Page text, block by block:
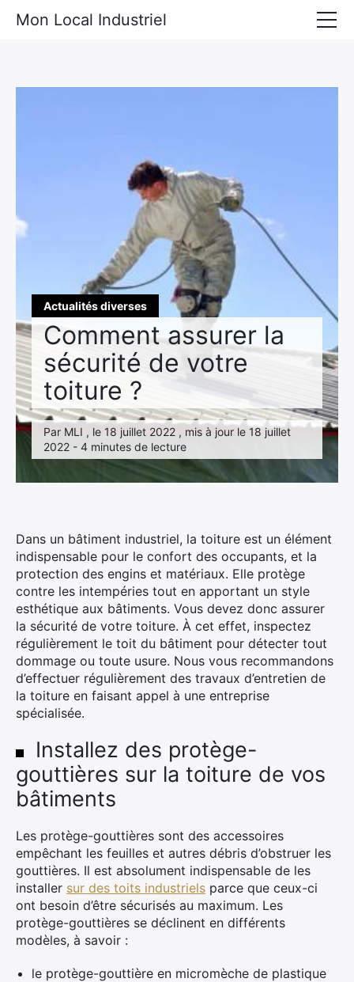
Actualités diverses
Comment assurer la
sécurité de votre
toiture ?
Par MLI , le 18 juillet 2022 , mis à jour le 18 juillet
2022 - 4 minutes de lecture
Dans un bâtiment industriel, la toiture est un élément
indispensable pour le confort des occupants, et la
protection des engins et matériaux. Elle protège
contre les intempéries tout en apportant un style
esthétique aux bâtiments. Vous devez donc assurer
la sécurité de votre toiture. À cet effet, inspectez
régulièrement le toit du bâtiment pour détecter tout
dommage ou toute usure. Nous vous recommandons
d’effectuer régulièrement des travaux d’entretien de
la toiture en faisant appel à une entreprise
spécialisée.
Installez des protège-
gouttières sur la toiture de vos
bâtiments
Les protège-gouttières sont des accessoires
empêchant les feuilles et autres débris d’obstruer les
gouttières. Il est absolument indispensable de les
installer sur des toits industriels parce que ceux-ci
ont besoin d’être sécurisés au maximum. Les
protège-gouttières se déclinent en différents
modèles, à savoir :
le protège-gouttière en micromèche de plastique
Mon Local Industriel
Locaux industriels à vendre